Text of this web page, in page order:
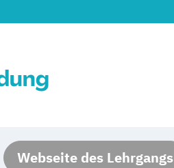
Webseite des Lehrgangs